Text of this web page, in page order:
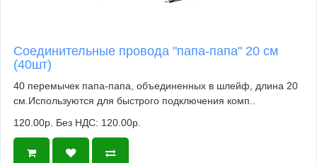
Соединительные провода "папа-папа" 20 см
(40шт)
40 перемычек папа-папа, объединенных в шлейф, длина 20
см.Используются для быстрого подключения комп..
120.00р. Без НДС: 120.00р.